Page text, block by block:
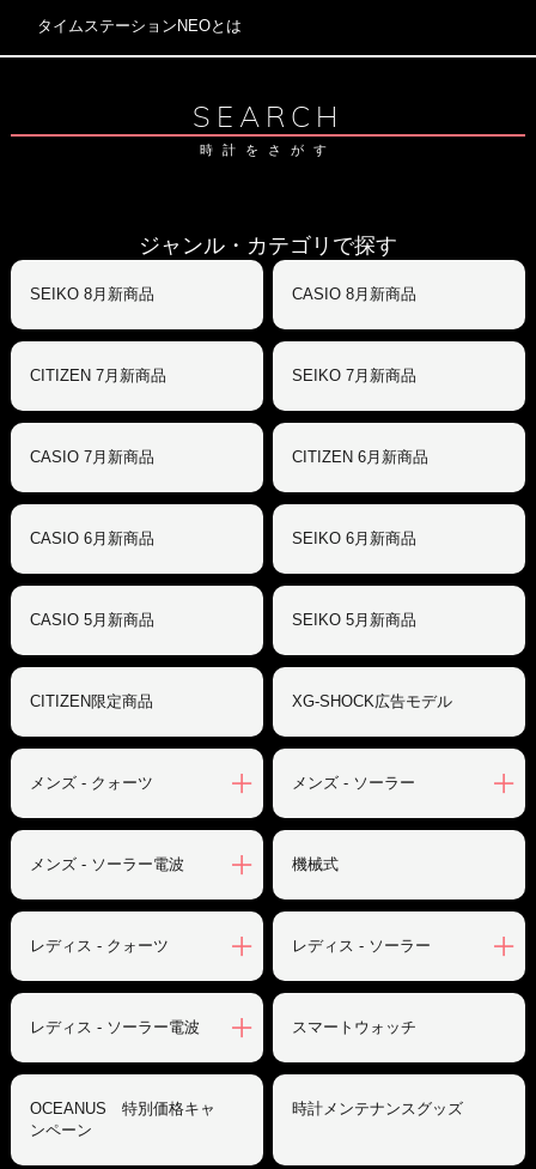
タイムステーションNEOとは
SEARCH
時計をさがす
ジャンル・カテゴリで探す
SEIKO 8月新商品 CASIO 8月新商品
CITIZEN 7月新商品 SEIKO 7月新商品
CASIO 7月新商品 CITIZEN 6月新商品
CASIO 6月新商品 SEIKO 6月新商品
CASIO 5月新商品 SEIKO 5月新商品
CITIZEN限定商品 XG-SHOCK広告モデル
メンズ - クォーツ メンズ - ソーラー
メンズ - ソーラー電波 機械式
レディス - クォーツ レディス - ソーラー
レディス - ソーラー電波 スマートウォッチ
OCEANUS 特別価格キャ
ンペーン
時計メンテナンスグッズ